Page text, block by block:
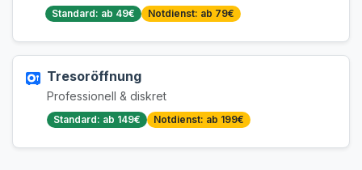
Standard: ab 49€ Notdienst: ab 79€
Tresoröffnung
Professionell & diskret
Standard: ab 149€ Notdienst: ab 199€